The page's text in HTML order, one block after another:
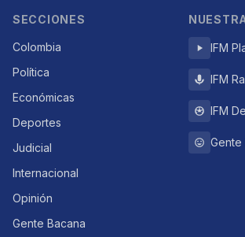
SECCIONES
Colombia
Política
Económicas
Deportes
Judicial
Internacional
Opinión
Gente Bacana
IFM
IFM
IFM
Gente